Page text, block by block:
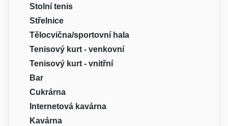
Stolní tenis
Střelnice
Tělocvična/sportovní hala
Tenisový kurt - venkovní
Tenisový kurt - vnitřní
Bar
Cukrárna
Internetová kavárna
Kavárna